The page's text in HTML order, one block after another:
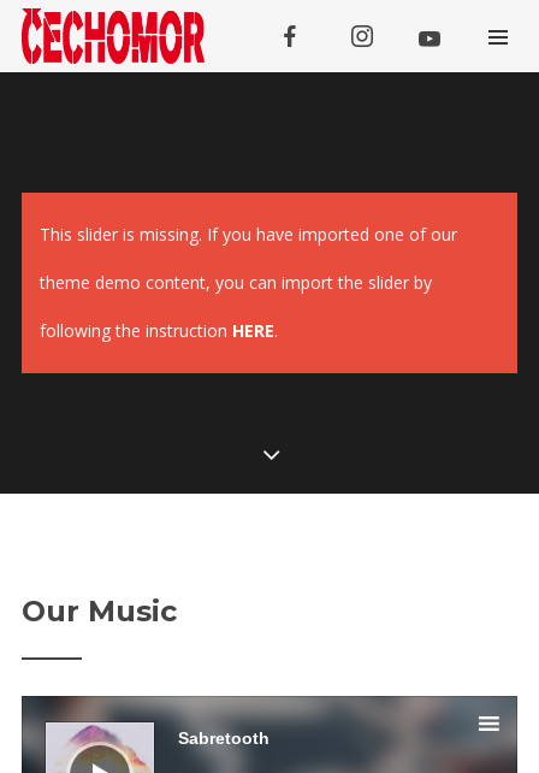
SRPEN
14
15 Dolní Čermná
This slider is missing. If you have imported one of our
theme demo content, you can import the slider by
following the instruction HERE.
Our Music
Sabretooth